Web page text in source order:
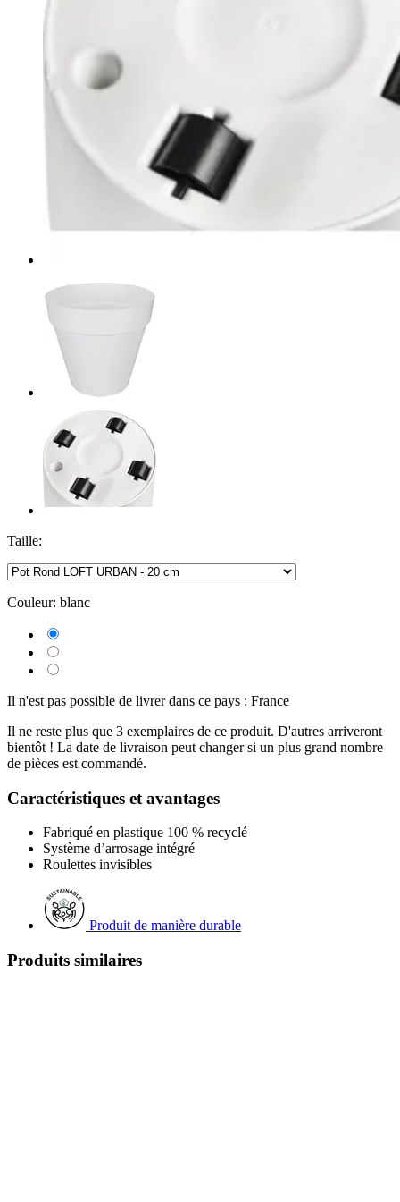
Taille:
Couleur: blanc
Il n'est pas possible de livrer dans ce pays : France
Il ne reste plus que 3 exemplaires de ce produit. D'autres arriveront
bientôt ! La date de livraison peut changer si un plus grand nombre
de pièces est commandé.
Caractéristiques et avantages
Fabriqué en plastique 100 % recyclé
Système d’arrosage intégré
Roulettes invisibles
Produit de manière durable
Produits similaires